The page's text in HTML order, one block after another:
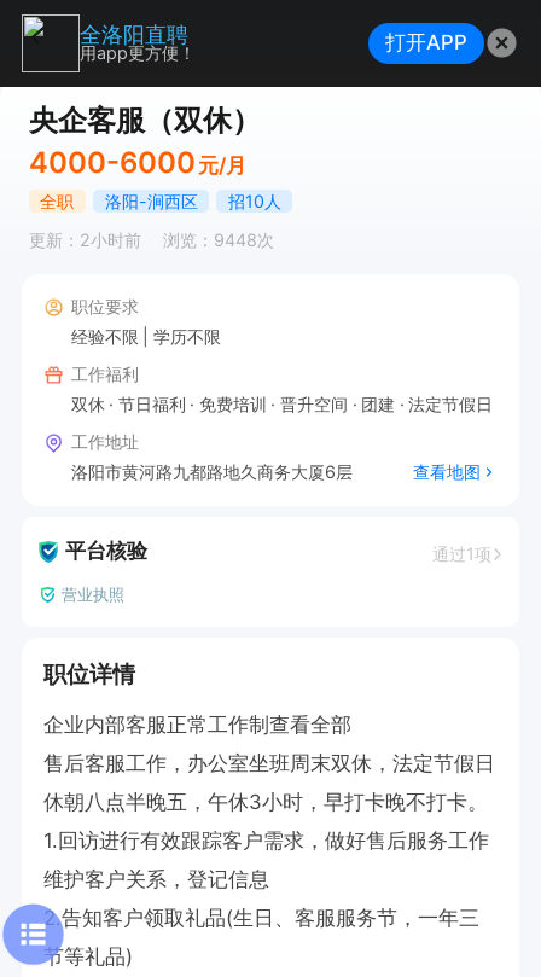
央企客服（双休）
4000-6000 元/月
全职 洛阳-涧西区
招10人
更新：2小时前
浏览：9448次
职位要求
经验不限
学历不限
工作福利
双休
节日福利 免费培训 晋升空间 团建
法定节假日
工作地址
洛阳市黄河路九都路地久商务大厦6层
查看地图
平台核验 通过1项
营业执照
职位详情
企业内部客服正常工作制查看全部
售后客服工作，办公室坐班周末双休，法定节假日
休朝八点半晚五，午休3小时，早打卡晚不打卡。
1.回访进行有效跟踪客户需求，做好售后服务工作
维护客户关系，登记信息
2.告知客户领取礼品(生日、客服服务节，一年三
节等礼品)
全洛阳直聘
用app更方便！ 打开APP